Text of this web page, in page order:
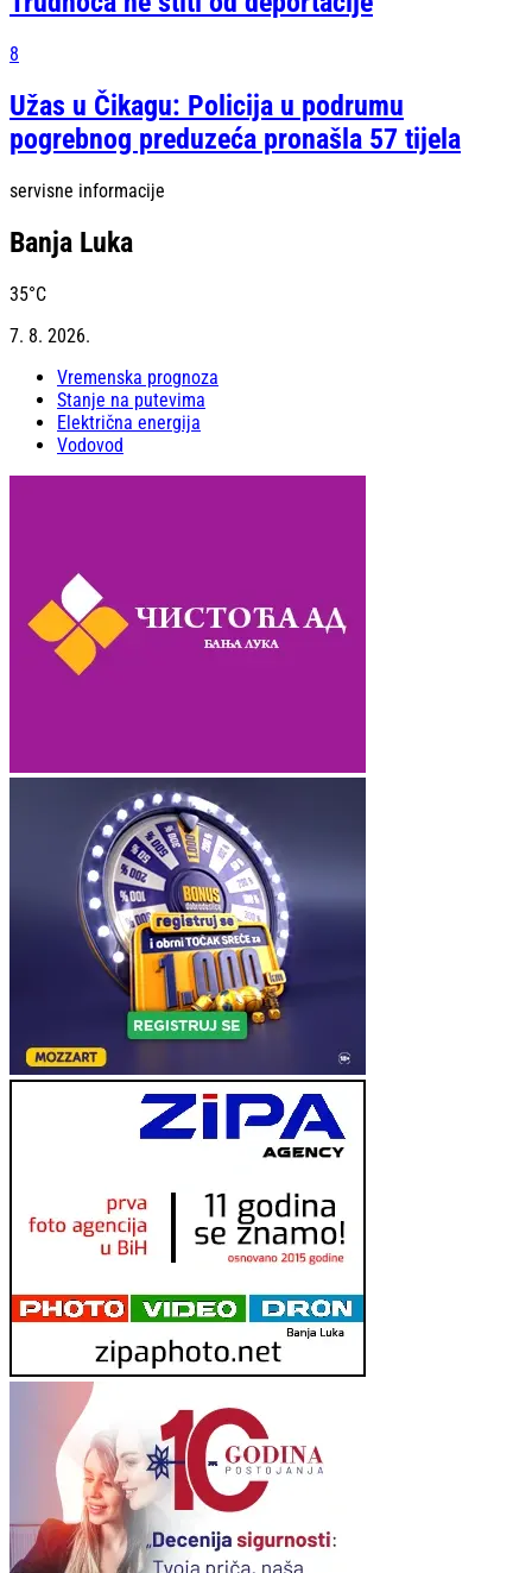
8
Užas u Čikagu: Policija u podrumu
pogrebnog preduzeća pronašla 57 tijela
servisne informacije
Banja Luka
35°C
7. 8. 2026.
Vremenska prognoza
Stanje na putevima
Električna energija
Vodovod